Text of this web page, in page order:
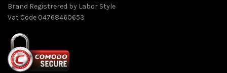
Brand Registrered by Labor Style
Vat Code 04768460653